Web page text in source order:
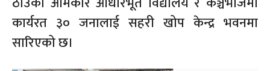
कार्यरत ३० जनालाई सहरी खोप केन्द्र भवनमा
सारिएको छ।